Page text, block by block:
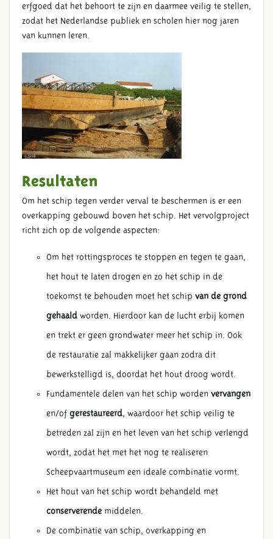
erfgoed dat het behoort te zijn en daarmee veilig te stellen,
zodat het Nederlandse publiek en scholen hier nog jaren
van kunnen leren.
Resultaten
Om het schip tegen verder verval te beschermen is er een
overkapping gebouwd boven het schip. Het vervolgproject
richt zich op de volgende aspecten:
Om het rottingsproces te stoppen en tegen te gaan,
het hout te laten drogen en zo het schip in de
toekomst te behouden moet het schip van de grond
gehaald worden. Hierdoor kan de lucht erbij komen
en trekt er geen grondwater meer het schip in. Ook
de restauratie zal makkelijker gaan zodra dit
bewerkstelligd is, doordat het hout droog wordt.
Fundamentele delen van het schip worden vervangen
en/of gerestaureerd, waardoor het schip veilig te
betreden zal zijn en het leven van het schip verlengd
wordt, zodat het met het nog te realiseren
Scheepvaartmuseum een ideale combinatie vormt.
Het hout van het schip wordt behandeld met
conserverende middelen.
De combinatie van schip, overkapping en